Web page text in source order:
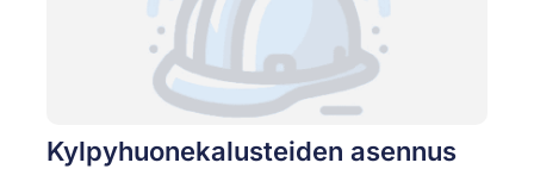
Kylpyhuonekalusteiden asennus